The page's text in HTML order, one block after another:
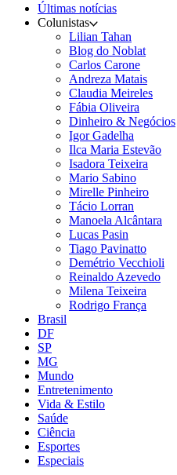
Últimas notícias
Colunistas
Lilian Tahan
Blog do Noblat
Carlos Carone
Andreza Matais
Claudia Meireles
Fábia Oliveira
Dinheiro & Negócios
Igor Gadelha
Ilca Maria Estevão
Isadora Teixeira
Mario Sabino
Mirelle Pinheiro
Tácio Lorran
Manoela Alcântara
Lucas Pasin
Tiago Pavinatto
Demétrio Vecchioli
Reinaldo Azevedo
Milena Teixeira
Rodrigo França
Brasil
DF
SP
MG
Mundo
Entretenimento
Vida & Estilo
Saúde
Ciência
Esportes
Especiais